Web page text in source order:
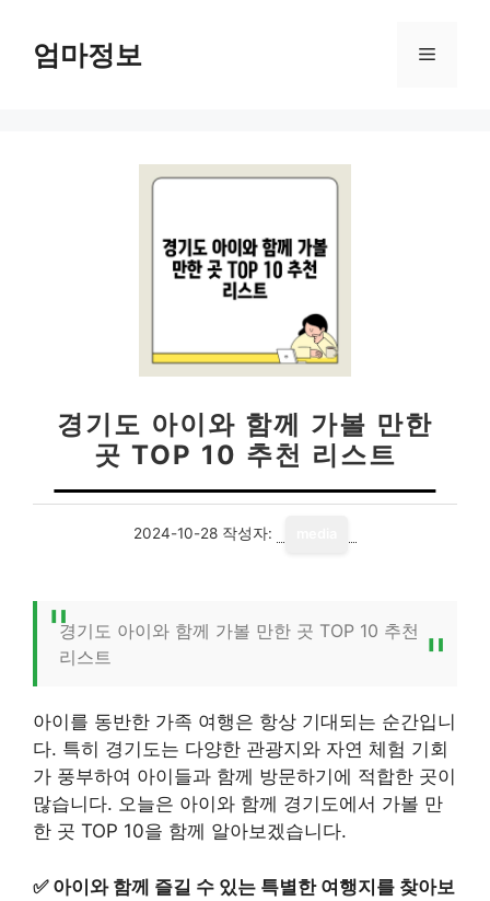
엄마정보 메
경기도 아이와 함께 가볼 만한
곳 TOP 10 추천 리스트
2024-10-28 작성자:
경기도 아이와 함께 가볼 만한 곳 TOP 10 추천
리스트
아이를 동반한 가족 여행은 항상 기대되는 순간입니
다. 특히 경기도는 다양한 관광지와 자연 체험 기회
가 풍부하여 아이들과 함께 방문하기에 적합한 곳이
많습니다. 오늘은 아이와 함께 경기도에서 가볼 만
한 곳 TOP 10을 함께 알아보겠습니다.
✅ 아이와 함께 즐길 수 있는 특별한 여행지를 찾아보